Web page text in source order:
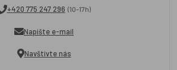
+420 775 247 296 (10-17h)
Napište e-mail
Navštivte nás